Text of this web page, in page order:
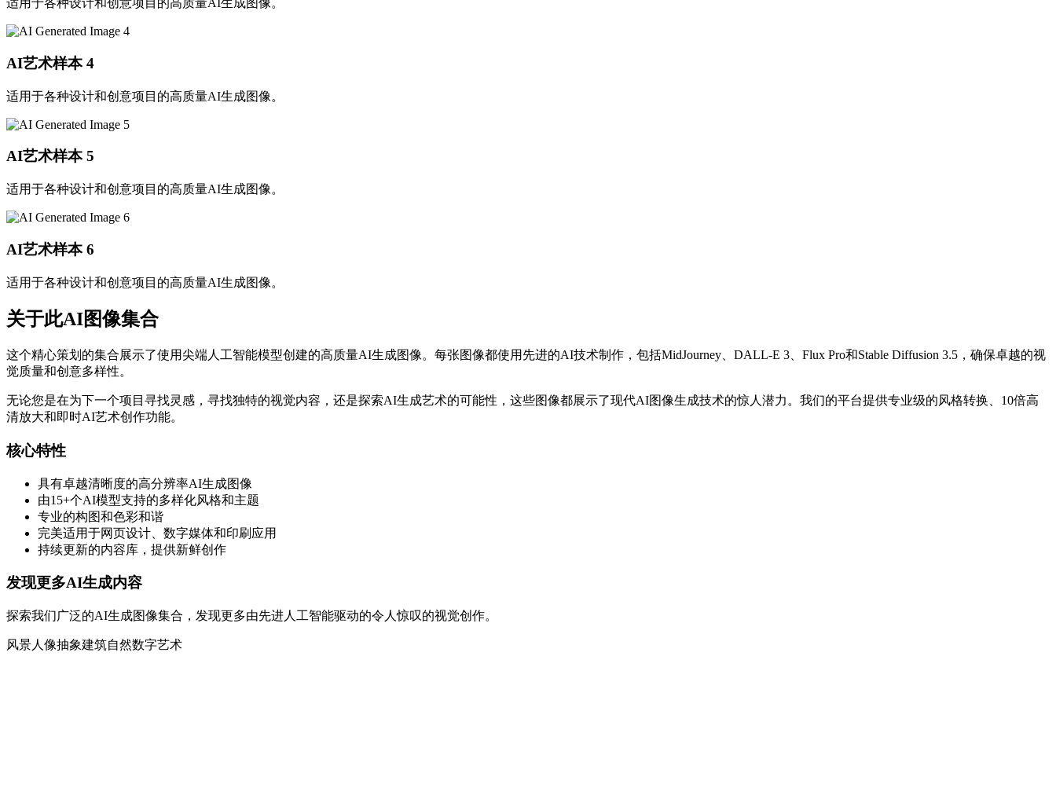
适用于各种设计和创意项目的高质量AI生成图像。
AI艺术样本 4
适用于各种设计和创意项目的高质量AI生成图像。
AI艺术样本 5
适用于各种设计和创意项目的高质量AI生成图像。
AI艺术样本 6
适用于各种设计和创意项目的高质量AI生成图像。
关于此AI图像集合
这个精心策划的集合展示了使用尖端人工智能模型创建的高质量AI生成图像。每张图像都使用先进的AI技术制作，包括MidJourney、DALL-E 3、Flux Pro和Stable Diffusion 3.5，确保卓越的视
觉质量和创意多样性。
无论您是在为下一个项目寻找灵感，寻找独特的视觉内容，还是探索AI生成艺术的可能性，这些图像都展示了现代AI图像生成技术的惊人潜力。我们的平台提供专业级的风格转换、10倍高
清放大和即时AI艺术创作功能。
核心特性
具有卓越清晰度的高分辨率AI生成图像
由15+个AI模型支持的多样化风格和主题
专业的构图和色彩和谐
完美适用于网页设计、数字媒体和印刷应用
持续更新的内容库，提供新鲜创作
发现更多AI生成内容
探索我们广泛的AI生成图像集合，发现更多由先进人工智能驱动的令人惊叹的视觉创作。
风景人像抽象建筑自然数字艺术